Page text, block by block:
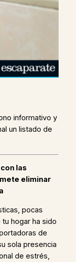
informativo y
un listado de
las
eliminar
pocas
hogar ha sido
de
sola presencia
de estrés,